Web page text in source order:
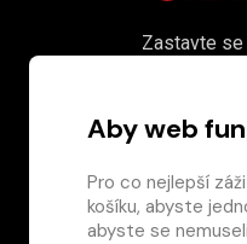
Zastavte se
komiksu.
Prodejna je
místem pro
zboží.
Aby web
Pro co nejlepší
košíku, abyste
abyste se